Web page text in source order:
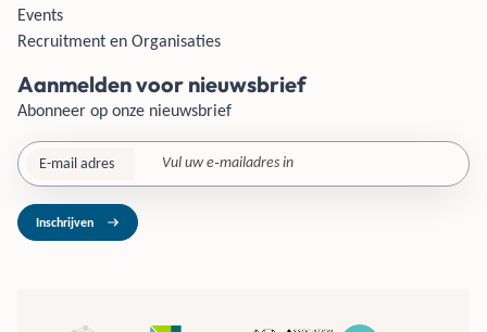
Events
Recruitment en Organisaties
Aanmelden voor nieuwsbrief
Abonneer op onze nieuwsbrief
E-mail adres
Inschrijven